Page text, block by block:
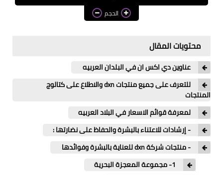
الحجم
محتويات المقال
عناوين دي اكس ان في البلدان العربيه
للتعرف على جميع منتجات dxn والاطلاع على كتالوج
المنتجات
لمعرفة قوائم الاسعار في البلاد العربيه
- إرشادات للاعتناء بالبشرة والحفاظ على نضارتها :
- منتجات شركة dxn للعناية بالبشرة وفوائدها
1- مجموعة المعجزة البحرية